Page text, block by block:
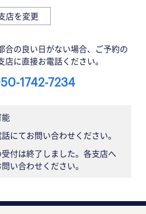
店を変更
合の良い日がない場合、ご予約の
に直接お電話ください。
1742-7234
にてお問い合わせください。
付は終了しました。各支店へ
い合わせください。